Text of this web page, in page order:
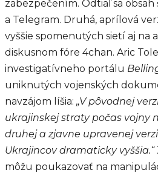
zabezpečením. Odtiaľ sa
a Telegram. Druhá, aprílová
vyššie spomenutých sietí aj na
diskusnom fóre 4chan. Aric
investigatívneho portálu
uniknutých vojenských
navzájom líšia: „V pôvodnej
ukrajinskej straty počas vojny
druhej a zjavne upravenej
Ukrajincov dramaticky vyššia.“
môžu poukazovať na